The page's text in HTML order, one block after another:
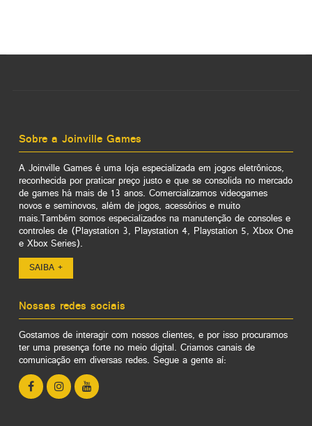
Sobre a Joinville Games
A Joinville Games é uma loja especializada em jogos eletrônicos,
reconhecida por praticar preço justo e que se consolida no mercado
de games há mais de 13 anos. Comercializamos videogames
novos e seminovos, além de jogos, acessórios e muito
mais.Também somos especializados na manutenção de consoles e
controles de (Playstation 3, Playstation 4, Playstation 5, Xbox One
e Xbox Series).
SAIBA +
Nossas redes sociais
Gostamos de interagir com nossos clientes, e por isso procuramos
ter uma presença forte no meio digital. Criamos canais de
comunicação em diversas redes. Segue a gente aí: